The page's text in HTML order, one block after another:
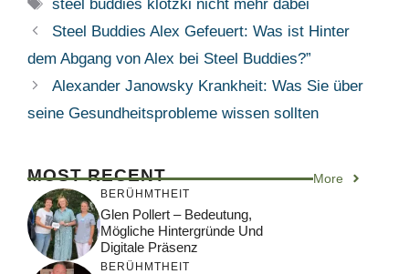
steel buddies klotzki nicht mehr dabei
Steel Buddies Alex Gefeuert: Was ist Hinter
dem Abgang von Alex bei Steel Buddies?”
Alexander Janowsky Krankheit: Was Sie über
seine Gesundheitsprobleme wissen sollten
MOST RECENT More
BERÜHMTHEIT
Glen Pollert – Bedeutung,
Mögliche Hintergründe Und
Digitale Präsenz
BERÜHMTHEIT